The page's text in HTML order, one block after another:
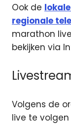
Ook de
regionale
marathon
bekijken via
Volgens de
live te